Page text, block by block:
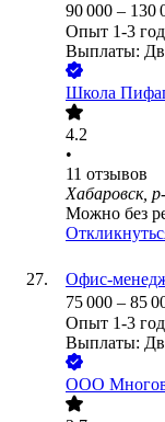
90 000 – 130
Опыт 1-3
Выплаты:
Школа
4.2
•
11 отзывов
Хабаровск,
Можно без
Офис-
75 000 – 85
Опыт 1-3
Выплаты:
ООО